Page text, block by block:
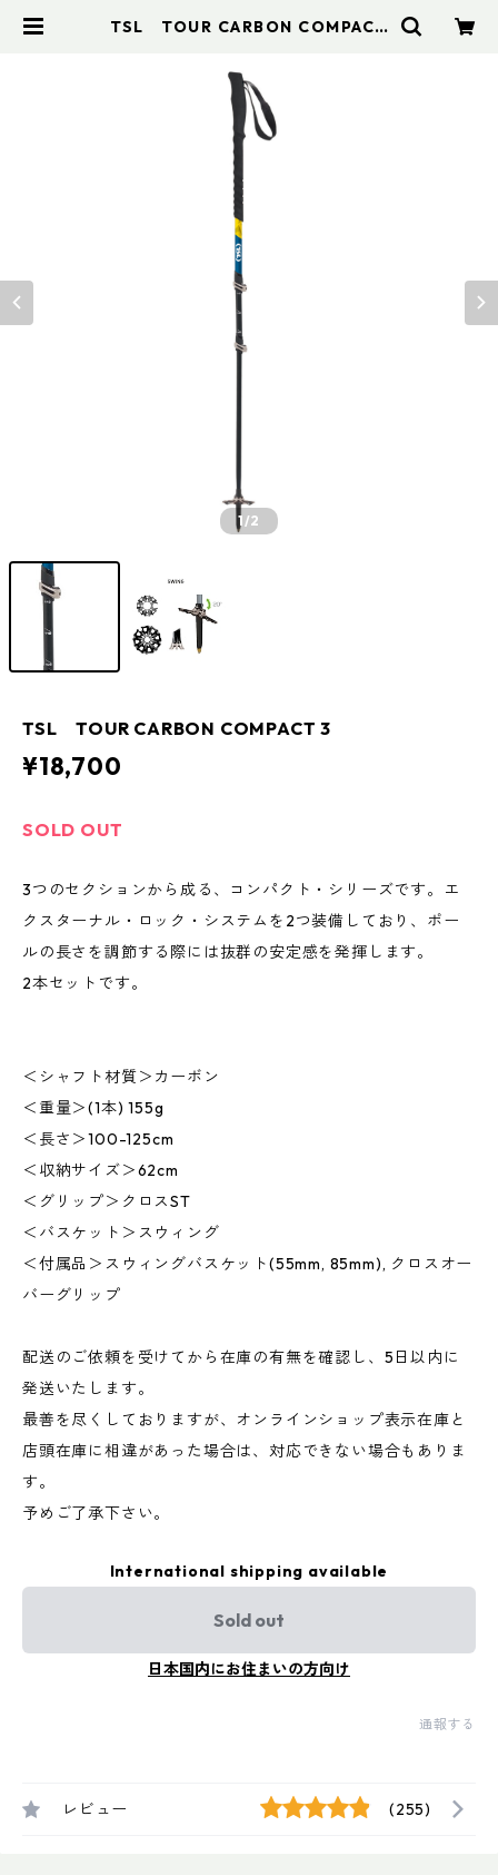
TSL TOUR CARBON COMPACT
1/2
TSL TOUR CARBON COMPACT 3
¥18,700
SOLD OUT
3つのセクションから成る、コンパクト・シリーズです。エ
クスターナル・ロック・システムを2つ装備しており、ポー
ルの長さを調節する際には抜群の安定感を発揮します。
2本セットです。
＜シャフト材質＞カーボン
＜重量＞(1本) 155g
＜長さ＞100-125cm
＜収納サイズ＞62cm
＜グリップ＞クロスST
＜バスケット＞スウィング
＜付属品＞スウィングバスケット(55mm, 85mm), クロスオー
バーグリップ
配送のご依頼を受けてから在庫の有無を確認し、5日以内に
発送いたします。
最善を尽くしておりますが、オンラインショップ表示在庫と
店頭在庫に相違があった場合は、対応できない場合もありま
す。
予めご了承下さい。
International shipping available
Sold out
日本国内にお住まいの方向け
通報する
レビュー (255)